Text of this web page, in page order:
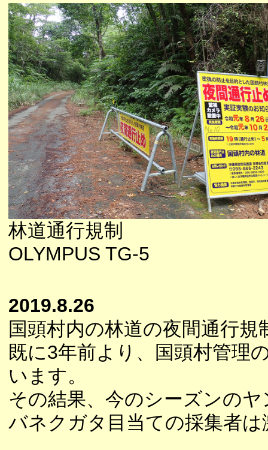
林道通行規制
OLYMPUS TG-5
2019.8.26
国頭村内の林道の夜間通行
既に3年前より、国頭村管理
います。
その結果、今のシーズンの
バネクガタ目当ての採集者